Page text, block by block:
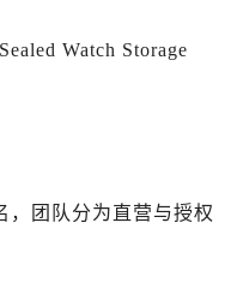
Watch Storage
，团队分为直营与授权